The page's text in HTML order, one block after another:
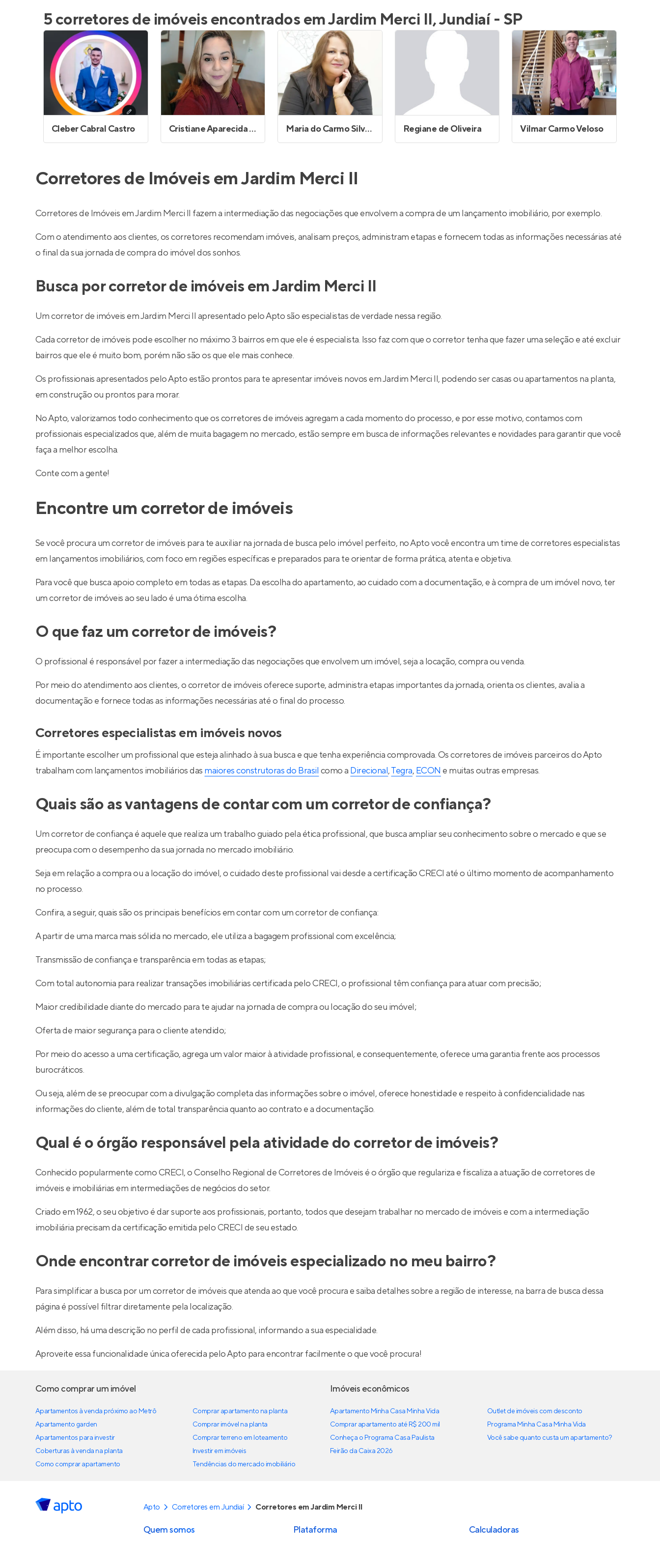
Entrar no Apto
5 corretores de imóveis encontrados em Jardim Merci II, Jundiaí - SP
Cleber Cabral Castro Cristiane Aparecida Alves Pereira Rossetto Maria do Carmo Silva Pedro Guedes Regiane de Oliveira Vilmar Carmo Veloso
Corretores de Imóveis em Jardim Merci II
Corretores de Imóveis em Jardim Merci II fazem a intermediação das negociações que envolvem a compra de um lançamento imobiliário, por exemplo.
Com o atendimento aos clientes, os corretores recomendam imóveis, analisam preços, administram etapas e fornecem todas as informações necessárias até
o final da sua jornada de compra do imóvel dos sonhos.
Busca por corretor de imóveis em Jardim Merci II
Um corretor de imóveis em Jardim Merci II apresentado pelo Apto são especialistas de verdade nessa região.
Cada corretor de imóveis pode escolher no máximo 3 bairros em que ele é especialista. Isso faz com que o corretor tenha que fazer uma seleção e até excluir
bairros que ele é muito bom, porém não são os que ele mais conhece.
Os profissionais apresentados pelo Apto estão prontos para te apresentar imóveis novos em Jardim Merci II, podendo ser casas ou apartamentos na planta,
em construção ou prontos para morar.
No Apto, valorizamos todo conhecimento que os corretores de imóveis agregam a cada momento do processo, e por esse motivo, contamos com
profissionais especializados que, além de muita bagagem no mercado, estão sempre em busca de informações relevantes e novidades para garantir que você
faça a melhor escolha.
Conte com a gente!
Encontre um corretor de imóveis
Se você procura um corretor de imóveis para te auxiliar na jornada de busca pelo imóvel perfeito, no Apto você encontra um time de corretores especialistas
em lançamentos imobiliários, com foco em regiões específicas e preparados para te orientar de forma prática, atenta e objetiva.
Para você que busca apoio completo em todas as etapas. Da escolha do apartamento, ao cuidado com a documentação, e à compra de um imóvel novo, ter
um corretor de imóveis ao seu lado é uma ótima escolha.
O que faz um corretor de imóveis?
O profissional é responsável por fazer a intermediação das negociações que envolvem um imóvel, seja a locação, compra ou venda.
Por meio do atendimento aos clientes, o corretor de imóveis oferece suporte, administra etapas importantes da jornada, orienta os clientes, avalia a
documentação e fornece todas as informações necessárias até o final do processo.
Corretores especialistas em imóveis novos
É importante escolher um profissional que esteja alinhado à sua busca e que tenha experiência comprovada. Os corretores de imóveis parceiros do Apto
trabalham com lançamentos imobiliários das maiores construtoras do Brasil como a Direcional,Tegra, ECON e muitas outras empresas.
Quais são as vantagens de contar com um corretor de confiança?
Um corretor de confiança é aquele que realiza um trabalho guiado pela ética profissional, que busca ampliar seu conhecimento sobre o mercado e que se
preocupa com o desempenho da sua jornada no mercado imobiliário.
Seja em relação a compra ou a locação do imóvel, o cuidado deste profissional vai desde a certificação CRECI até o último momento de acompanhamento
no processo.
Confira, a seguir, quais são os principais benefícios em contar com um corretor de confiança:
A partir de uma marca mais sólida no mercado, ele utiliza a bagagem profissional com excelência;
Transmissão de confiança e transparência em todas as etapas;
Com total autonomia para realizar transações imobiliárias certificada pelo CRECI, o profissional têm confiança para atuar com precisão;
Maior credibilidade diante do mercado para te ajudar na jornada de compra ou locação do seu imóvel;
Oferta de maior segurança para o cliente atendido;
Por meio do acesso a uma certificação, agrega um valor maior à atividade profissional, e consequentemente, oferece uma garantia frente aos processos
burocráticos.
Ou seja, além de se preocupar com a divulgação completa das informações sobre o imóvel, oferece honestidade e respeito à confidencialidade nas
informações do cliente, além de total transparência quanto ao contrato e a documentação.
Qual é o órgão responsável pela atividade do corretor de imóveis?
Conhecido popularmente como CRECI, o Conselho Regional de Corretores de Imóveis é o órgão que regulariza e fiscaliza a atuação de corretores de
imóveis e imobiliárias em intermediações de negócios do setor.
Criado em 1962, o seu objetivo é dar suporte aos profissionais, portanto, todos que desejam trabalhar no mercado de imóveis e com a intermediação
imobiliária precisam da certificação emitida pelo CRECI de seu estado.
Onde encontrar corretor de imóveis especializado no meu bairro?
Para simplificar a busca por um corretor de imóveis que atenda ao que você procura e saiba detalhes sobre a região de interesse, na barra de busca dessa
página é possível filtrar diretamente pela localização.
Além disso, há uma descrição no perfil de cada profissional, informando a sua especialidade.
Aproveite essa funcionalidade única oferecida pelo Apto para encontrar facilmente o que você procura!
Como comprar um imóvel
Apartamentos à venda próximo ao Metrô
Apartamento garden
Apartamentos para investir
Coberturas à venda na planta
Como comprar apartamento
Comprar apartamento na planta
Comprar imóvel na planta
Comprar terreno em loteamento
Investir em imóveis
Tendências do mercado imobiliário
Imóveis econômicos
Apartamento Minha Casa Minha Vida
Comprar apartamento até R$ 200 mil
Conheça o Programa Casa Paulista
Feirão da Caixa 2026
Outlet de imóveis com desconto
Programa Minha Casa Minha Vida
Você sabe quanto custa um apartamento?
Apto Corretores em Jundiaí Corretores em Jardim Merci II
Quem somos Plataforma Calculadoras